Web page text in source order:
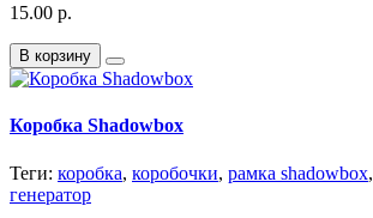
15.00 р.
В корзину
Коробка Shadowbox
Теги: коробка, коробочки, рамка shadowbox,
генератор